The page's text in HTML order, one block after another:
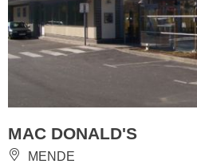
MAC DONALD'S
MENDE